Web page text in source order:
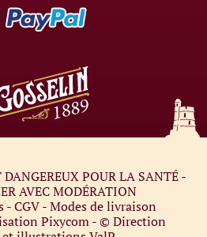
POUR LA SANTÉ -
AVEC MODÉRATION
-CGV-Modes de livraison
Pixycom- © Direction